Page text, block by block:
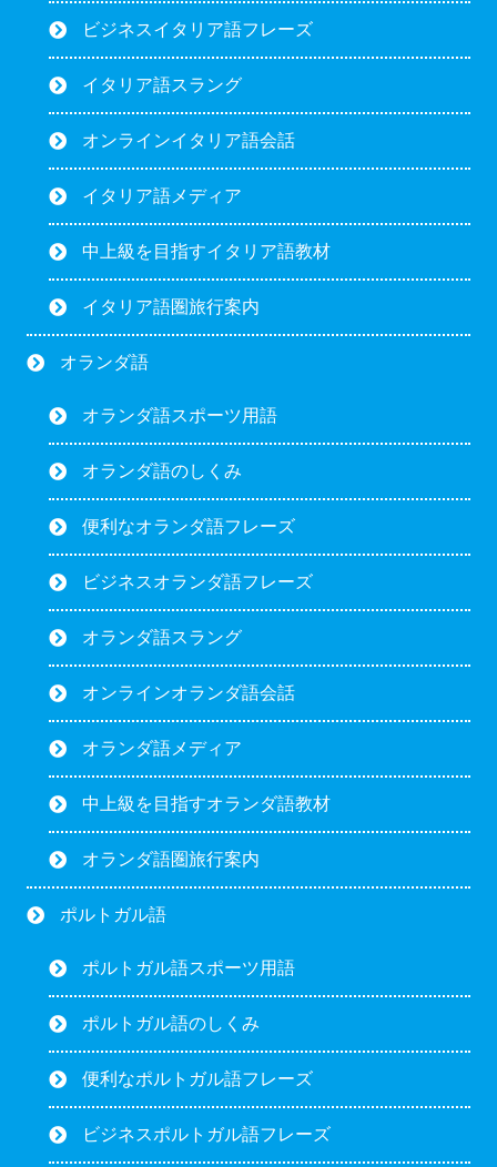
ビジネスイタリア語フレーズ
イタリア語スラング
オンラインイタリア語会話
イタリア語メディア
中上級を目指すイタリア語教材
イタリア語圏旅行案内
オランダ語
オランダ語スポーツ用語
オランダ語のしくみ
便利なオランダ語フレーズ
ビジネスオランダ語フレーズ
オランダ語スラング
オンラインオランダ語会話
オランダ語メディア
中上級を目指すオランダ語教材
オランダ語圏旅行案内
ポルトガル語
ポルトガル語スポーツ用語
ポルトガル語のしくみ
便利なポルトガル語フレーズ
ビジネスポルトガル語フレーズ